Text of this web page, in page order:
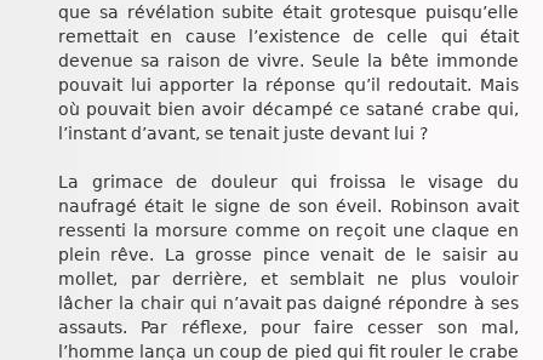
que sa révélation subite était grotesque puisqu’elle
remettait en cause l’existence de celle qui était
devenue sa raison de vivre. Seule la bête immonde
pouvait lui apporter la réponse qu’il redoutait. Mais
où pouvait bien avoir décampé ce satané crabe qui,
l’instant d’avant, se tenait juste devant lui ?
La grimace de douleur qui froissa le visage du
naufragé était le signe de son éveil. Robinson avait
ressenti la morsure comme on reçoit une claque en
plein rêve. La grosse pince venait de le saisir au
mollet, par derrière, et semblait ne plus vouloir
lâcher la chair qui n’avait pas daigné répondre à ses
assauts. Par réflexe, pour faire cesser son mal,
l’homme lança un coup de pied qui fit rouler le crabe